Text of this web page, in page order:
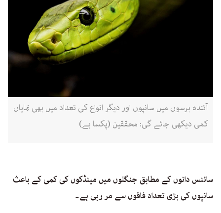
آئندہ برسوں میں سانپوں اور دیگر انواع کی تعداد میں بھی نمایاں
کمی دیکھی جائے گی: محققین (پکسا بے)
سائنس دانوں کے مطابق جنگلوں میں مینڈکوں کی کمی کے باعث
سانپوں کی بڑی تعداد فاقوں سے مر رہی ہے۔